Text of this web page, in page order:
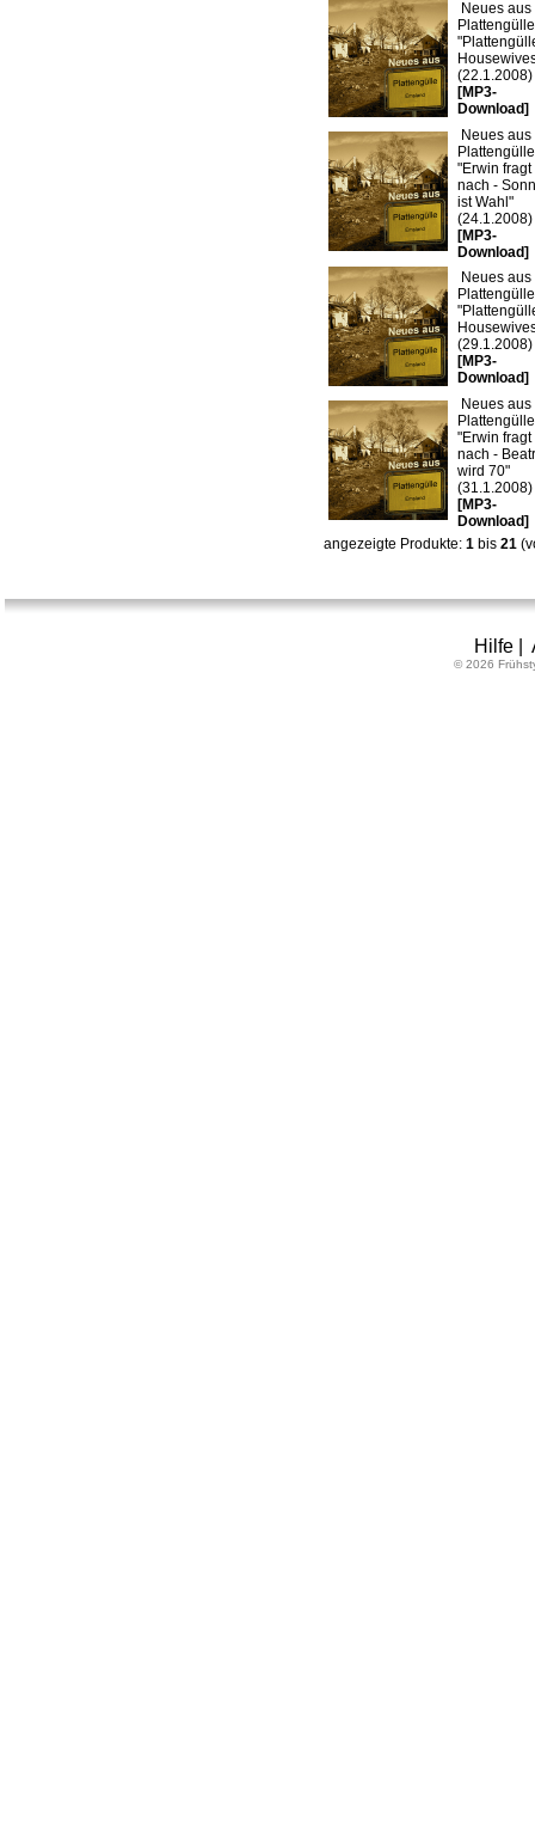
Neues aus
(22.1.2008)
[MP3-
Download]
Neues aus
"Erwin fragt
nach -
ist Wahl"
(24.1.2008)
[MP3-
Download]
Neues aus
(29.1.2008)
[MP3-
Download]
Neues aus
"Erwin fragt
nach -
wird 70"
(31.1.2008)
[MP3-
Download]
angezeigte Produkte: 1 bis 21
Hilfe|
© 2026